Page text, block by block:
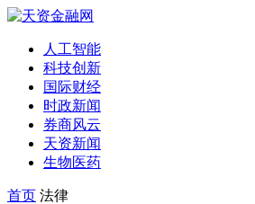
人工智能
科技创新
国际财经
时政新闻
券商风云
天资新闻
生物医药
首页 法律